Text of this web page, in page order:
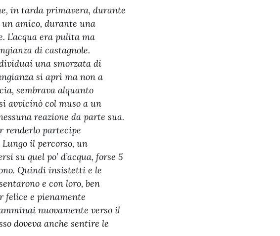
in tarda primavera, durante
un amico, durante una
L’acqua era pulita ma
di castagnole.
una smorzata di
si aprì ma non a
sembrava alquanto
avvicinò col muso a un
reazione da parte sua.
renderlo partecipe
Lungo il percorso, un
su quel po’ d’acqua, forse 5
Quindi insistetti e le
e con loro, ben
felice e pienamente
nuovamente verso il
doveva anche sentire le